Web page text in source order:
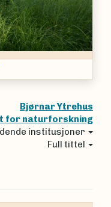
liker
Bjørnar Ytrehus
for naturforskning
institusjoner
Full tittel